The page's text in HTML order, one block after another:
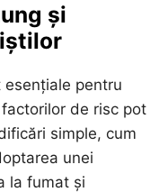
și
pentru
de risc pot
simple, cum
unei
la fumat și